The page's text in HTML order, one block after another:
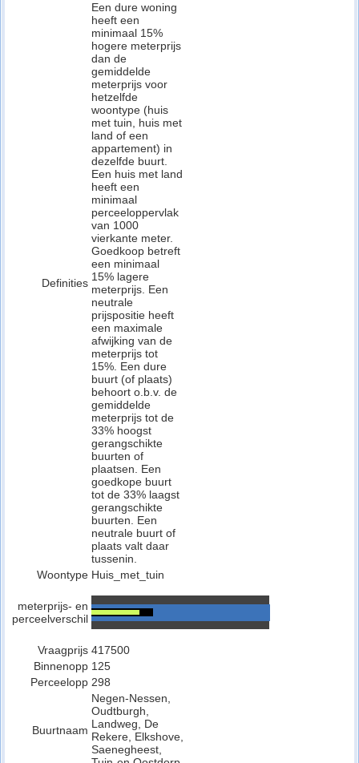
Definities
Een dure woning
heeft een
minimaal 15%
hogere meterprijs
dan de
gemiddelde
meterprijs voor
hetzelfde
woontype (huis
met tuin, huis met
land of een
appartement) in
dezelfde buurt.
Een huis met land
heeft een
minimaal
perceeloppervlak
van 1000
vierkante meter.
Goedkoop betreft
een minimaal
15% lagere
meterprijs. Een
neutrale
prijspositie heeft
een maximale
afwijking van de
meterprijs tot
15%. Een dure
buurt (of plaats)
behoort o.b.v. de
gemiddelde
meterprijs tot de
33% hoogst
gerangschikte
buurten of
plaatsen. Een
goedkope buurt
tot de 33% laagst
gerangschikte
buurten. Een
neutrale buurt of
plaats valt daar
tussenin.
Woontype Huis_met_tuin
meterprijs- en
perceelverschil
Vraagprijs 417500
Binnenopp 125
Perceelopp 298
Buurtnaam
Negen-Nessen,
Oudtburgh,
Landweg, De
Rekere, Elkshove,
Saenegheest,